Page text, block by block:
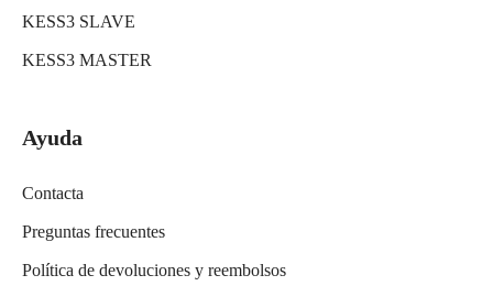
KESS3 SLAVE
KESS3 MASTER
Ayuda
Contacta
Preguntas frecuentes
Política de devoluciones y reembolsos